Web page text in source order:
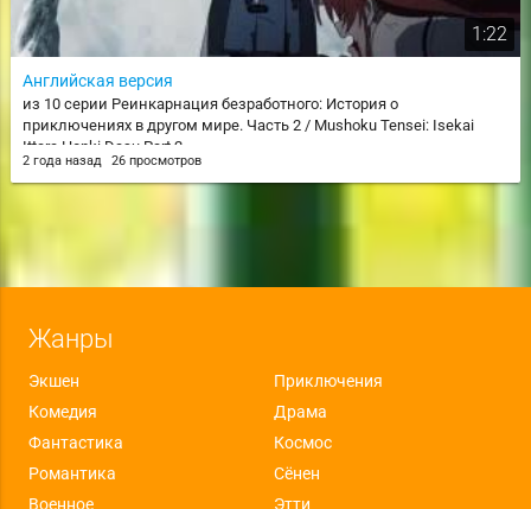
1:22
Английская версия
из 10 серии Реинкарнация безработного: История о
приключениях в другом мире. Часть 2 / Mushoku Tensei: Isekai
Ittara Honki Dasu Part 2
2 года назад 26 просмотров
Жанры
Экшен
Приключения
Комедия
Драма
Фантастика
Космос
Романтика
Сёнен
Военное
Этти